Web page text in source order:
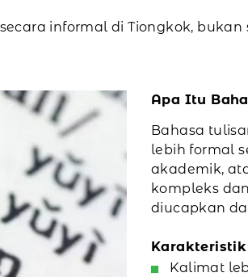
informal di Tiongkok,
Apa Itu
Bahasa
lebih formal
akademik,
kompleks
diucapkan
Kalimat